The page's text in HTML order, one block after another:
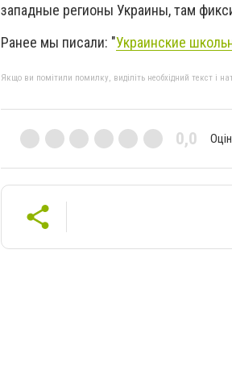
западные регионы Украины, там
Ранее мы писали: "Украинские
Якщо ви помітили помилку, виділіть необхідний текст і
0,0